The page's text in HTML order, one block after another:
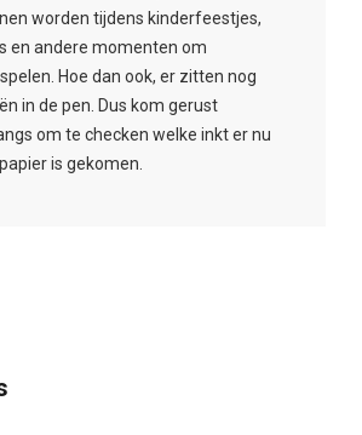
worden tijdens kinderfeestjes,
en andere momenten om
Hoe dan ook, er zitten nog
in de pen. Dus kom gerust
om te checken welke inkt er nu
is gekomen.